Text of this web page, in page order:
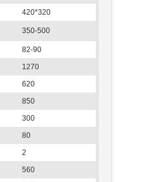
420*320
350-500
82-90
1270
620
850
300
80
2
560